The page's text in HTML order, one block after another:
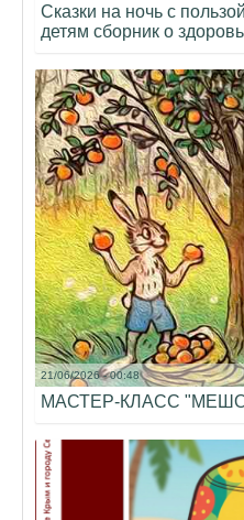
Сказки на ночь с
детям сборник о
21/06/2026 - 00:48
МАСТЕР-КЛАСС